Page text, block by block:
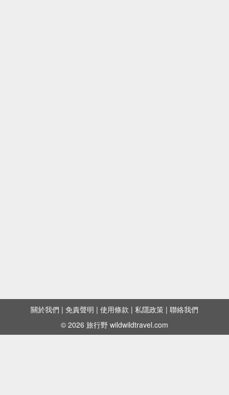
關於我們 | 免責聲明 | 使用條款 | 私隱政策 | 聯絡我們
© 2026 旅行野 wildwildtravel.com